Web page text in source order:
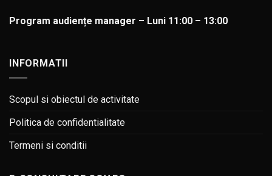
Program audiențe manager – Luni 11:00 – 13:00
INFORMATII
Scopul si obiectul de activitate
Politica de confidentialitate
Termeni si conditii